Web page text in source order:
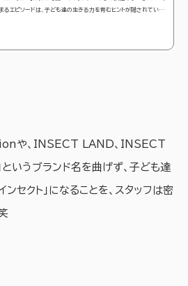
るエピソードは、子ども達の生きる力を育むヒントが隠されていま
や、INSECT LAND、INSECT
というブランド名を曲げず、子ども達
セクト」になることを、スタッフは密